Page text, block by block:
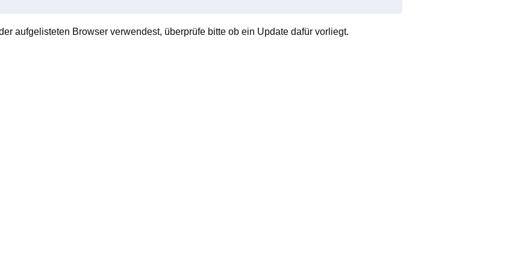
aufgelisteten Browser verwendest, überprüfe bitte ob ein Update dafür vorliegt.